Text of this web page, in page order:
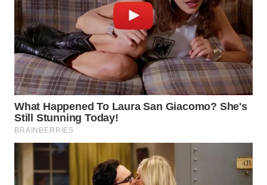
WN
SAMOSIR
WN
PADANG
LAWAS
WN
WN
CIANJUR